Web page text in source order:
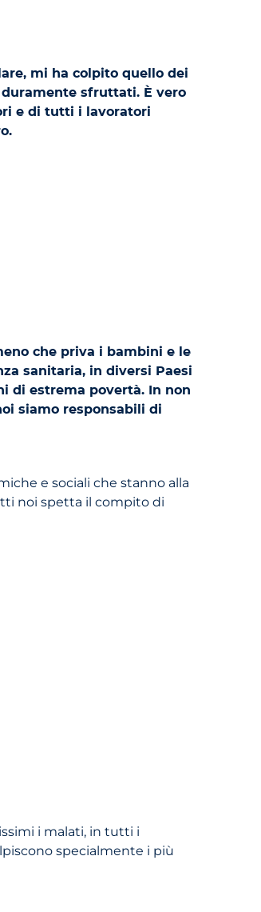
mi ha colpito quello dei
sfruttati. È vero
e di tutti i lavoratori
che priva i bambini e le
sanitaria, in diversi Paesi
di estrema povertà. In non
siamo responsabili di
e sociali che stanno alla
noi spetta il compito di
i malati, in tutti i
specialmente i più